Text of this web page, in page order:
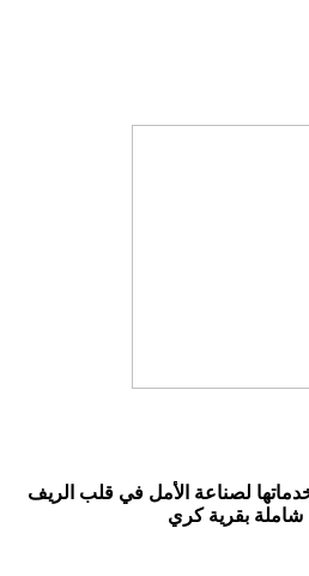
لصناعة الأمل في قلب الريف
شاملة بقرية كري